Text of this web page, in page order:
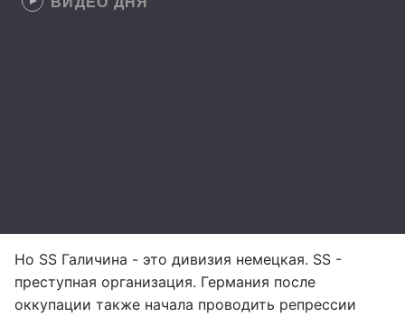
Но SS Галичина - это дивизия немецкая. SS -
преступная организация. Германия после
оккупации также начала проводить репрессии